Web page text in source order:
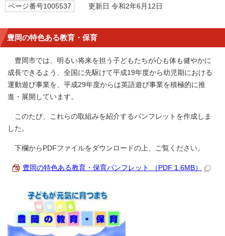
ページ番号1005537 更新日 令和2年6月12日
豊岡の特色ある教育・保育
豊岡市では、明るい将来を担う子どもたちが心も体も健やかに
成長できるよう、全国に先駆けて平成19年度から幼児期における
運動遊び事業を、平成29年度からは英語遊び事業を積極的に推
進・展開しています。
このたび、これらの取組みを紹介するパンフレットを作成しま
した。
下欄からPDFファイルをダウンロードの上、ご覧ください。
豊岡の特色ある教育・保育パンフレット （PDF 1.6MB）